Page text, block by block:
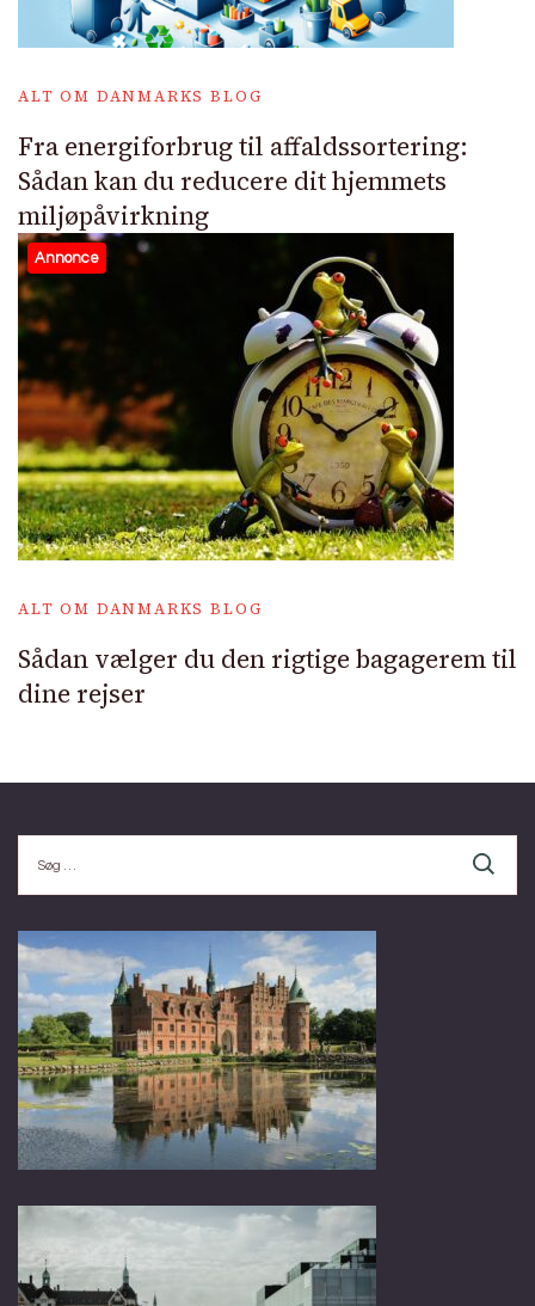
ALT OM DANMARKS BLOG
Fra energiforbrug til affaldssortering:
Sådan kan du reducere dit hjemmets
miljøpåvirkning
Annonce
ALT OM DANMARKS BLOG
Sådan vælger du den rigtige bagagerem til
dine rejser
efter: